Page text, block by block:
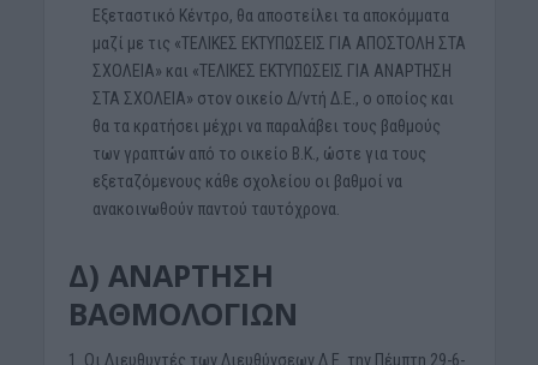
Εξεταστικό Κέντρο, θα αποστείλει τα αποκόμματα
μαζί με τις «ΤΕΛΙΚΕΣ ΕΚΤΥΠΩΣΕΙΣ ΓΙΑ ΑΠΟΣΤΟΛΗ ΣΤΑ
ΣΧΟΛΕΙΑ» και «ΤΕΛΙΚΕΣ ΕΚΤΥΠΩΣΕΙΣ ΓΙΑ ΑΝΑΡΤΗΣΗ
ΣΤΑ ΣΧΟΛΕΙΑ» στον οικείο Δ/ντή Δ.Ε., ο οποίος και
θα τα κρατήσει μέχρι να παραλάβει τους βαθμούς
των γραπτών από το οικείο Β.Κ., ώστε για τους
εξεταζόμενους κάθε σχολείου οι βαθμοί να
ανακοινωθούν παντού ταυτόχρονα.
Δ) ΑΝΑΡΤΗΣΗ
ΒΑΘΜΟΛΟΓΙΩΝ
1. Οι Διευθυντές των Διευθύνσεων Δ.Ε. την Πέμπτη 29-6-